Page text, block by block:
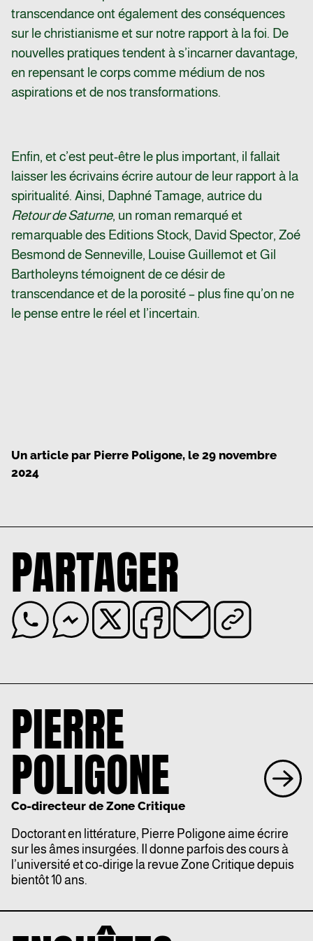
transcendance ont également des conséquences
sur le christianisme et sur notre rapport à la foi. De
nouvelles pratiques tendent à s’incarner davantage,
en repensant le corps comme médium de nos
aspirations et de nos transformations.
Enfin, et c’est peut-être le plus important, il fallait
laisser les écrivains écrire autour de leur rapport à la
spiritualité. Ainsi, Daphné Tamage, autrice du
Retour de Saturne, un roman remarqué et
remarquable des Editions Stock, David Spector, Zoé
Besmond de Senneville, Louise Guillemot etGil
Bartholeynstémoignent de ce désir de
transcendance et de la porosité – plus fine qu’on ne
le pense entre le réel et l’incertain.
Un article par Pierre Poligone, le 29 novembre
2024
PARTAGER
PIERRE
POLIGONE
Co-directeur de Zone Critique
Doctorant en littérature, Pierre Poligone aime écrire
sur les âmes insurgées. Il donne parfois des cours à
l’université et co-dirige la revue Zone Critique depuis
bientôt 10 ans.